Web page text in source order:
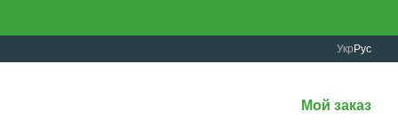
Укр Рус
Мой заказ